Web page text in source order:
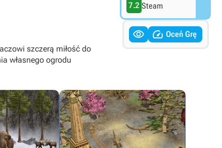
szczerą miłość do
własnego ogrodu
7.2 Steam
  Oceń Grę